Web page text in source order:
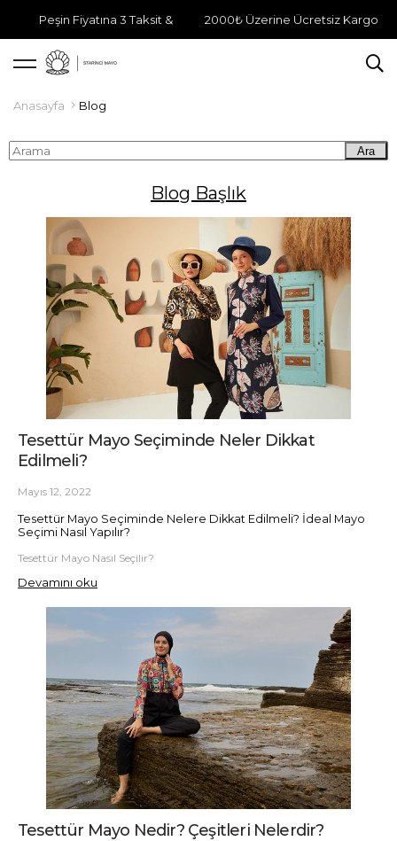
Peşin Fiyatına 3 Taksit & 2000₺ Üzerine Ücretsiz Kargo
Anasayfa Blog
Ara
Blog Başlık
Tesettür Mayo Seçiminde Neler Dikkat
Edilmeli?
Mayıs 12, 2022
Tesettür Mayo Seçiminde Nelere Dikkat Edilmeli? İdeal Mayo
Seçimi Nasıl Yapılır?
Tesettür Mayo Nasıl Seçilir?
Devamını oku
Tesettür Mayo Nedir? Çeşitleri Nelerdir?